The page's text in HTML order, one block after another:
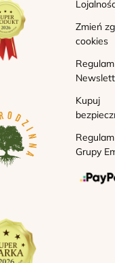
Zmień
cookies
Kupuj
Grupy